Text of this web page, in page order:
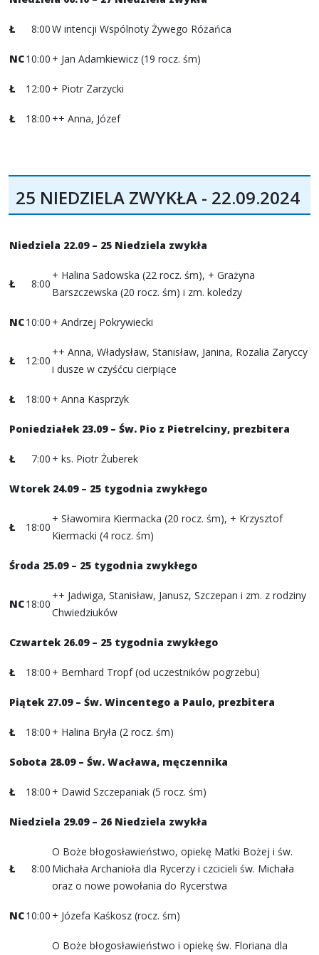
Ł 8:00W intencji Wspólnoty Żywego Różańca
NC10:00 + Jan Adamkiewicz (19 rocz. śm)
Ł 12:00 + Piotr Zarzycki
Ł 18:00 ++ Anna, Józef
25 NIEDZIELA ZWYKŁA - 22.09.2024
Niedziela 22.09 – 25 Niedziela zwykła
Ł 8:00
+ Halina Sadowska (22 rocz. śm), + Grażyna
Barszczewska (20 rocz. śm) i zm. koledzy
NC10:00 + Andrzej Pokrywiecki
Ł 12:00
++ Anna, Władysław, Stanisław, Janina, Rozalia Zaryccy
i dusze w czyśćcu cierpiące
Ł 18:00 + Anna Kasprzyk
Poniedziałek 23.09 – Św. Pio z Pietrelciny, prezbitera
Ł 7:00 + ks. Piotr Żuberek
Wtorek 24.09 – 25 tygodnia zwykłego
Ł 18:00
+ Sławomira Kiermacka (20 rocz. śm), + Krzysztof
Kiermacki (4 rocz. śm)
Środa 25.09 – 25 tygodnia zwykłego
NC18:00
++ Jadwiga, Stanisław, Janusz, Szczepan i zm. z rodziny
Chwiedziuków
Czwartek 26.09 – 25 tygodnia zwykłego
Ł 18:00 + Bernhard Tropf (od uczestników pogrzebu)
Piątek 27.09 – Św. Wincentego a Paulo, prezbitera
Ł 18:00 + Halina Bryła (2 rocz. śm)
Sobota 28.09 – Św. Wacława, męczennika
Ł 18:00 + Dawid Szczepaniak (5 rocz. śm)
Niedziela 29.09 – 26 Niedziela zwykła
Ł 8:00
O Boże błogosławieństwo, opiekę Matki Bożej i św.
Michała Archanioła dla Rycerzy i czcicieli św. Michała
oraz o nowe powołania do Rycerstwa
NC10:00 + Józefa Kaśkosz (rocz. śm)
O Boże błogosławieństwo i opiekę św. Floriana dla